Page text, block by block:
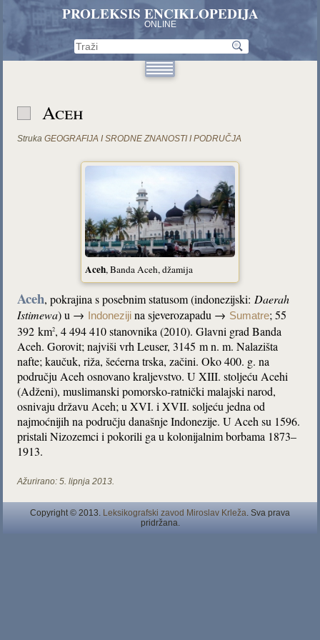
PROLEKSIS ENCIKLOPEDIJA
ONLINE
Aceh
Struka GEOGRAFIJA I SRODNE ZNANOSTI I PODRUČJA
Aceh, Banda Aceh, džamija
Aceh, pokrajina s posebnim statusom (indonezijski: Daerah
Istimewa) u → Indoneziji na sjeverozapadu → Sumatre; 55
392 km2, 4 494 410 stanovnika (2010). Glavni grad Banda
Aceh. Gorovit; najviši vrh Leuser, 3145 m n. m. Nalazišta
nafte; kaučuk, riža, šećerna trska, začini. Oko 400. g. na
području Aceh osnovano kraljevstvo. U XIII. stoljeću Acehi
(Adženi), muslimanski pomorsko-ratnički malajski narod,
osnivaju državu Aceh; u XVI. i XVII. soljeću jedna od
najmoćnijih na području današnje Indonezije. U Aceh su 1596.
pristali Nizozemci i pokorili ga u kolonijalnim borbama 1873–
1913.
Ažurirano: 5. lipnja 2013.
Copyright © 2013. Leksikografski zavod Miroslav Krleža . Sva prava
pridržana.